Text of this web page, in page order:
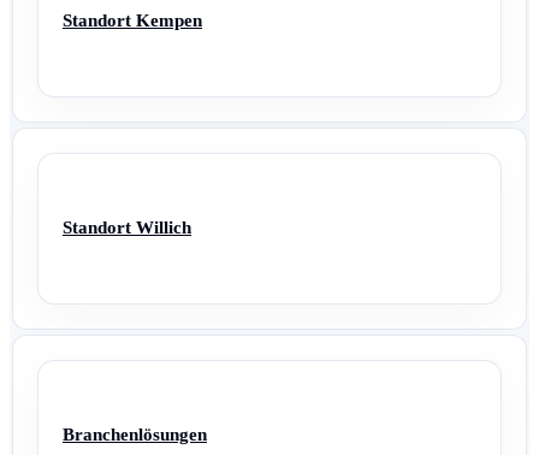
Standort Kempen
Standort Willich
Branchenlösungen